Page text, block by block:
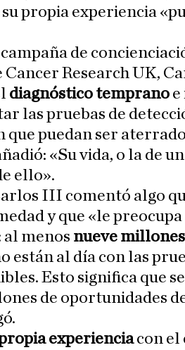
su propia experiencia
de
Cancer Research UK,
diagnóstico temprano e
las pruebas de
que puedan ser
«Su vida, o la de
ello».
III comentó algo
y que «le preocupa
menos nueve millones
están al día con las
Esto significa que
de oportunidades
experienciacon el